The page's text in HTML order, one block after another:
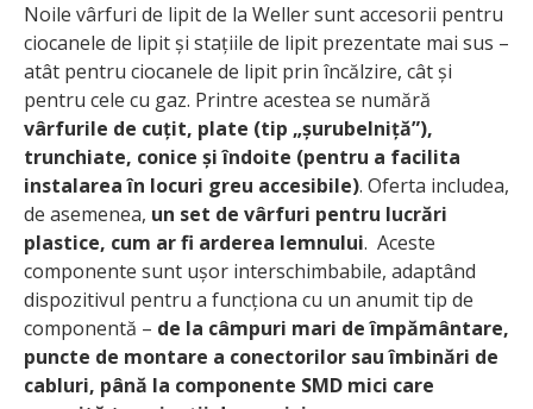
Noile vârfuri de lipit de la Weller sunt accesorii pentru
ciocanele de lipit și stațiile de lipit prezentate mai sus –
atât pentru ciocanele de lipit prin încălzire, cât și
pentru cele cu gaz. Printre acestea se numără
vârfurile de cuțit, plate (tip „șurubelniță”),
trunchiate, conice și îndoite (pentru a facilita
instalarea în locuri greu accesibile). Oferta includea,
de asemenea, un set de vârfuri pentru lucrări
plastice, cum ar fi arderea lemnului. Aceste
componente sunt ușor interschimbabile, adaptând
dispozitivul pentru a funcționa cu un anumit tip de
componentă – de la câmpuri mari de împământare,
puncte de montare a conectorilor sau îmbinări de
cabluri, până la componente SMD mici care